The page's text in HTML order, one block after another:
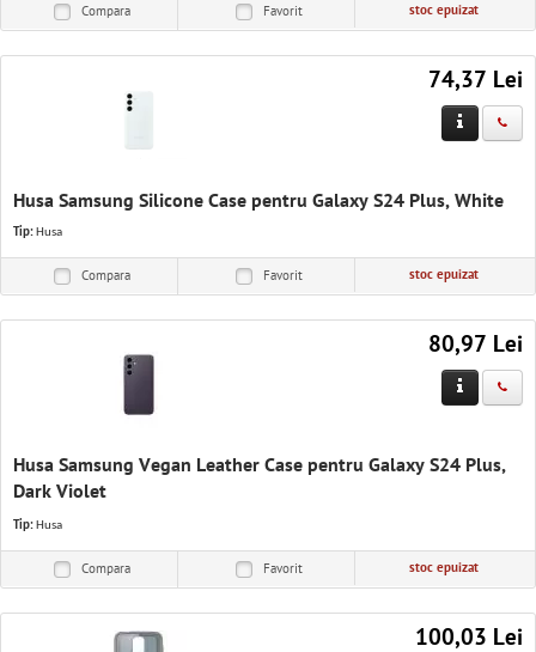
Compara Favorit stoc epuizat
74,37 Lei
Husa Samsung Silicone Case pentru Galaxy S24 Plus, White
Tip: Husa
Compara Favorit stoc epuizat
80,97 Lei
Husa Samsung Vegan Leather Case pentru Galaxy S24 Plus,
Dark Violet
Tip: Husa
Compara Favorit stoc epuizat
100,03 Lei